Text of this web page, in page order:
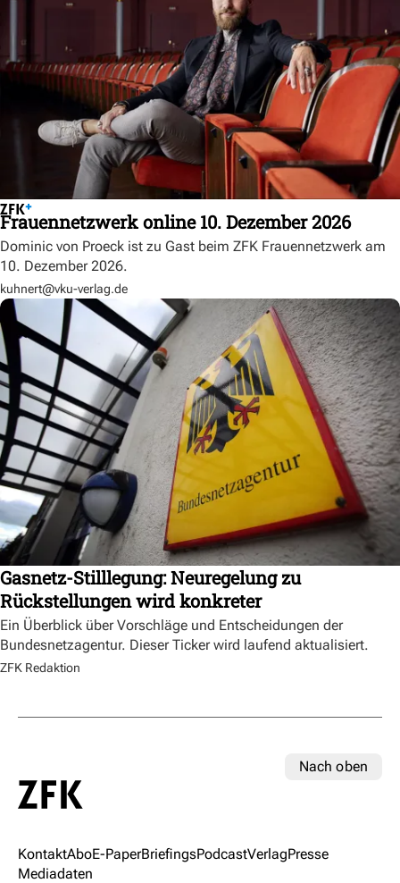
Frauennetzwerk online 10. Dezember 2026
Dominic von Proeck ist zu Gast beim ZFK Frauennetzwerk am
10. Dezember 2026.
kuhnert@vku-verlag.de
Gasnetz-Stilllegung: Neuregelung zu
Rückstellungen wird konkreter
Ein Überblick über Vorschläge und Entscheidungen der
Bundesnetzagentur. Dieser Ticker wird laufend aktualisiert.
ZFK Redaktion
Nach oben
KontaktAboE-PaperBriefingsPodcastVerlagPresse
Mediadaten